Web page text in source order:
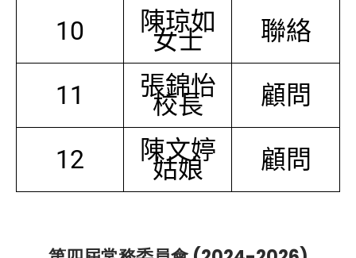
10 陳琼如
女士 聯絡
11 張錦怡
校長 顧問
12 陳文婷
姑娘 顧問